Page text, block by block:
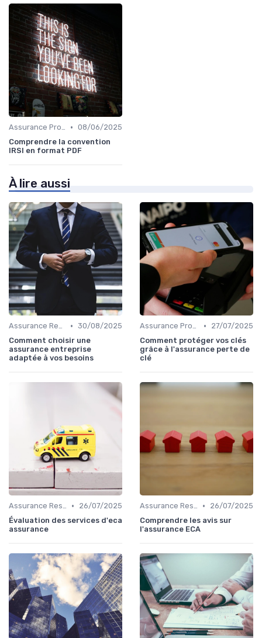
Assurance Protection Juridique Professionnelle • 08/06/2025
Comprendre la convention
IRSI en format PDF
À lire aussi
Assurance Responsabilité Civile Professionnelle • 30/08/2025
Comment choisir une
assurance entreprise
adaptée à vos besoins
Assurance Protection Juridique Professionnelle •
27/07/2025
Comment protéger vos clés
grâce à l'assurance perte de
clé
Assurance Responsabilité Civile Professionnelle •
26/07/2025
Évaluation des services d'eca
assurance
Assurance Responsabilité Civile Professionnelle •
26/07/2025
Comprendre les avis sur
l'assurance ECA